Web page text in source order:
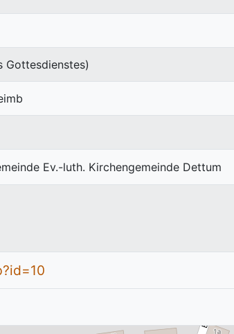
Gottesdienstes)